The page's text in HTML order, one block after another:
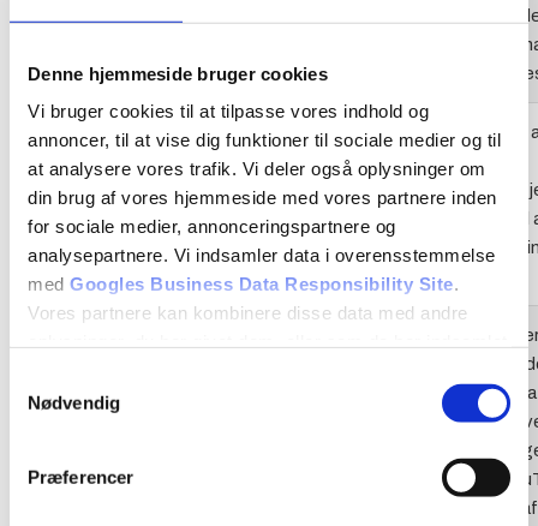
Denne hjemmeside bruger cookies
Vi bruger cookies til at tilpasse vores indhold og
annoncer, til at vise dig funktioner til sociale medier og til
at analysere vores trafik. Vi deler også oplysninger om
din brug af vores hjemmeside med vores partnere inden
for sociale medier, annonceringspartnere og
analysepartnere. Vi indsamler data i overensstemmelse
med Googles Business Data Responsibility Site.
Vores partnere kan kombinere disse data med andre
Nødvendig
Præferencer
Gemmer
brugeren
en
lidc linkedin.com
Anvendes
LinkedIn
brugen af
der
Google til
statistik
den
bruger
på tværs